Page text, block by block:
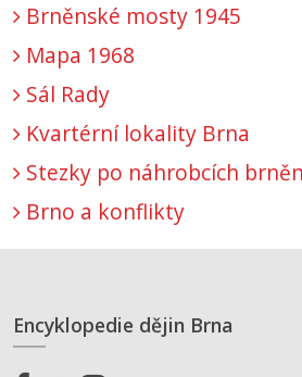
Brněnské mosty 1945
Mapa 1968
Sál Rady
Kvartérní lokality Brna
Stezky po náhrobcích
Brno a konflikty
Encyklopedie dějin Brna